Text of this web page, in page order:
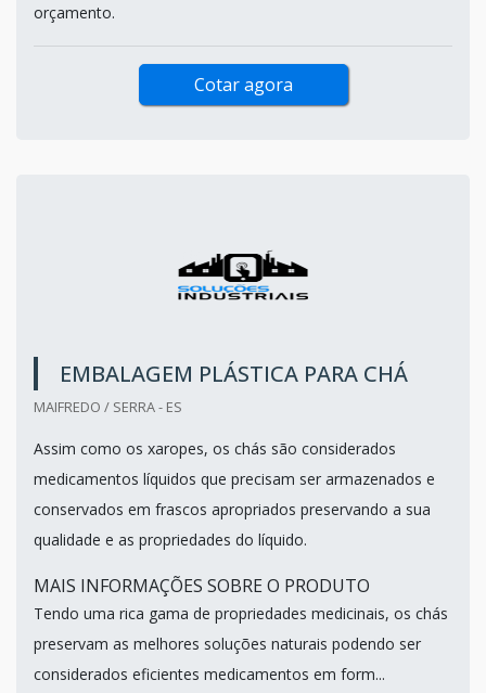
orçamento.
Cotar agora
EMBALAGEM PLÁSTICA PARA CHÁ
MAIFREDO / SERRA - ES
Assim como os xaropes, os chás são considerados
medicamentos líquidos que precisam ser armazenados e
conservados em frascos apropriados preservando a sua
qualidade e as propriedades do líquido.
MAIS INFORMAÇÕES SOBRE O PRODUTO
Tendo uma rica gama de propriedades medicinais, os chás
preservam as melhores soluções naturais podendo ser
considerados eficientes medicamentos em form...